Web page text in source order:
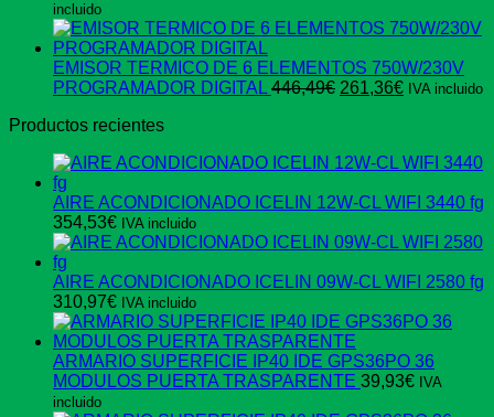
original
62,92€.
incluido
EMISOR TERMICO DE 6 ELEMENTOS 750W/230V
PROGRAMADOR DIGITAL 446,49€ El
446,49€.
261,36€El
261,36€.
IVA incluido
Productos recientes
AIRE ACONDICIONADO ICELIN 12W-CL WIFI 3440 fg
354,53€ IVA incluido
AIRE ACONDICIONADO ICELIN 09W-CL WIFI 2580 fg
310,97€ IVA incluido
ARMARIO SUPERFICIE IP40 IDE GPS36PO 36
MODULOS PUERTA TRASPARENTE 39,93€ IVA
incluido